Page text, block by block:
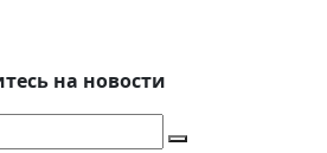
на новости